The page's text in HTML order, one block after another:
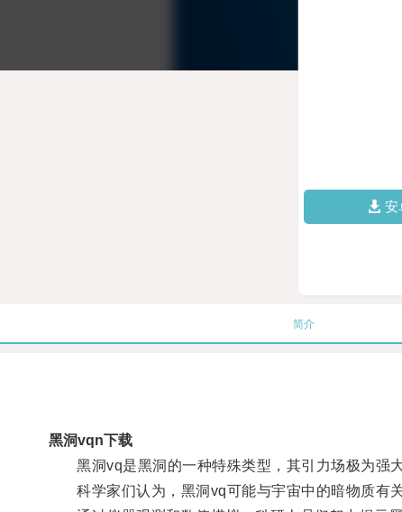
安
简介
黑洞vqn下载
黑洞vq是黑洞的一种特殊类型，其引力场极为强大
科学家们认为，黑洞vq可能与宇宙中的暗物质有关